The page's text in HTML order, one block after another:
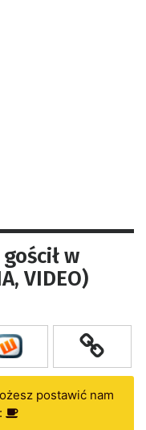
w
VIDEO)
postawić nam